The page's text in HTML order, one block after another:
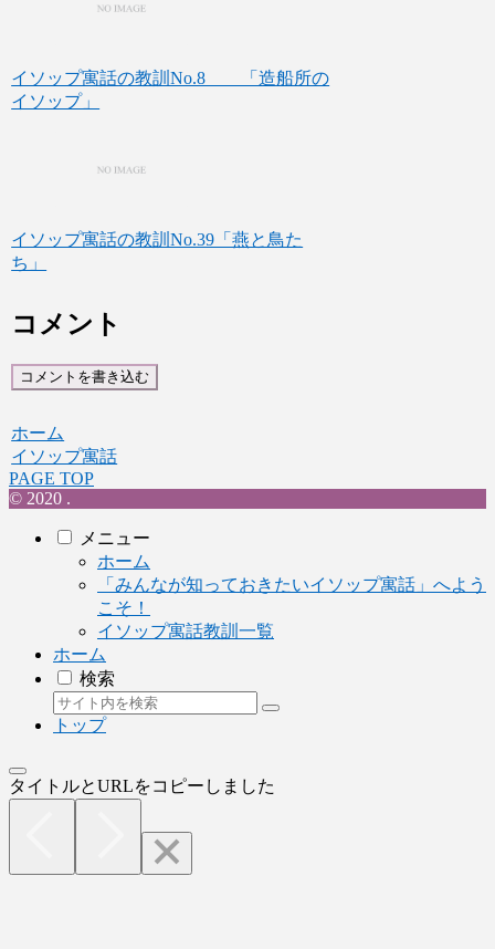
イソップ寓話の教訓No.8 「造船所の
イソップ」
イソップ寓話の教訓No.39「燕と鳥た
ち」
コメント
コメントを書き込む
ホーム
イソップ寓話
PAGE TOP
© 2020 .
メニュー
ホーム
「みんなが知っておきたいイソップ寓話」へよう
こそ！
イソップ寓話教訓一覧
ホーム
検索
トップ
タイトルとURLをコピーしました